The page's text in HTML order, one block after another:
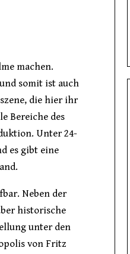
machen.
somit ist auch
die hier ihr
Bereiche des
Unter 24-
es gibt eine
Neben der
historische
unter den
von Fritz